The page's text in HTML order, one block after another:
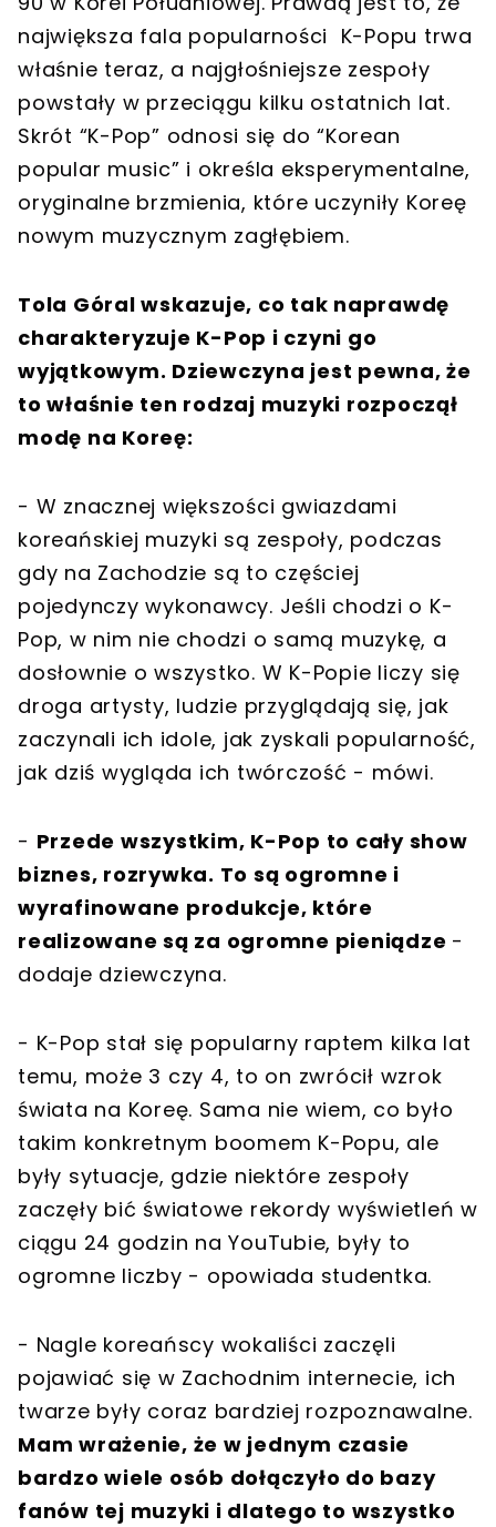
największa fala popularności K-Popu trwa
właśnie teraz, a najgłośniejsze zespoły
powstały w przeciągu kilku ostatnich lat.
Skrót “K-Pop” odnosi się do “Korean
popular music” i określa eksperymentalne,
oryginalne brzmienia, które uczyniły Koreę
nowym muzycznym zagłębiem.
Tola Góral wskazuje, co tak naprawdę
charakteryzuje K-Pop i czyni go
wyjątkowym. Dziewczyna jest pewna, że
to właśnie ten rodzaj muzyki rozpoczął
modę na Koreę:
- W znacznej większości gwiazdami
koreańskiej muzyki są zespoły, podczas
gdy na Zachodzie są to częściej
pojedynczy wykonawcy. Jeśli chodzi o K-
Pop, w nim nie chodzi o samą muzykę, a
dosłownie o wszystko. W K-Popie liczy się
droga artysty, ludzie przyglądają się, jak
zaczynali ich idole, jak zyskali popularność,
jak dziś wygląda ich twórczość - mówi.
- Przede wszystkim, K-Pop to cały show
biznes, rozrywka. To są ogromne i
wyrafinowane produkcje, które
realizowane są za ogromne pieniądze -
dodaje dziewczyna.
- K-Pop stał się popularny raptem kilka lat
temu, może 3 czy 4, to on zwrócił wzrok
świata na Koreę. Sama nie wiem, co było
takim konkretnym boomem K-Popu, ale
były sytuacje, gdzie niektóre zespoły
zaczęły bić światowe rekordy wyświetleń w
ciągu 24 godzin na YouTubie, były to
ogromne liczby - opowiada studentka.
- Nagle koreańscy wokaliści zaczęli
pojawiać się w Zachodnim internecie, ich
twarze były coraz bardziej rozpoznawalne.
Mam wrażenie, że w jednym czasie
bardzo wiele osób dołączyło do bazy
fanów tej muzyki i dlatego to wszystko